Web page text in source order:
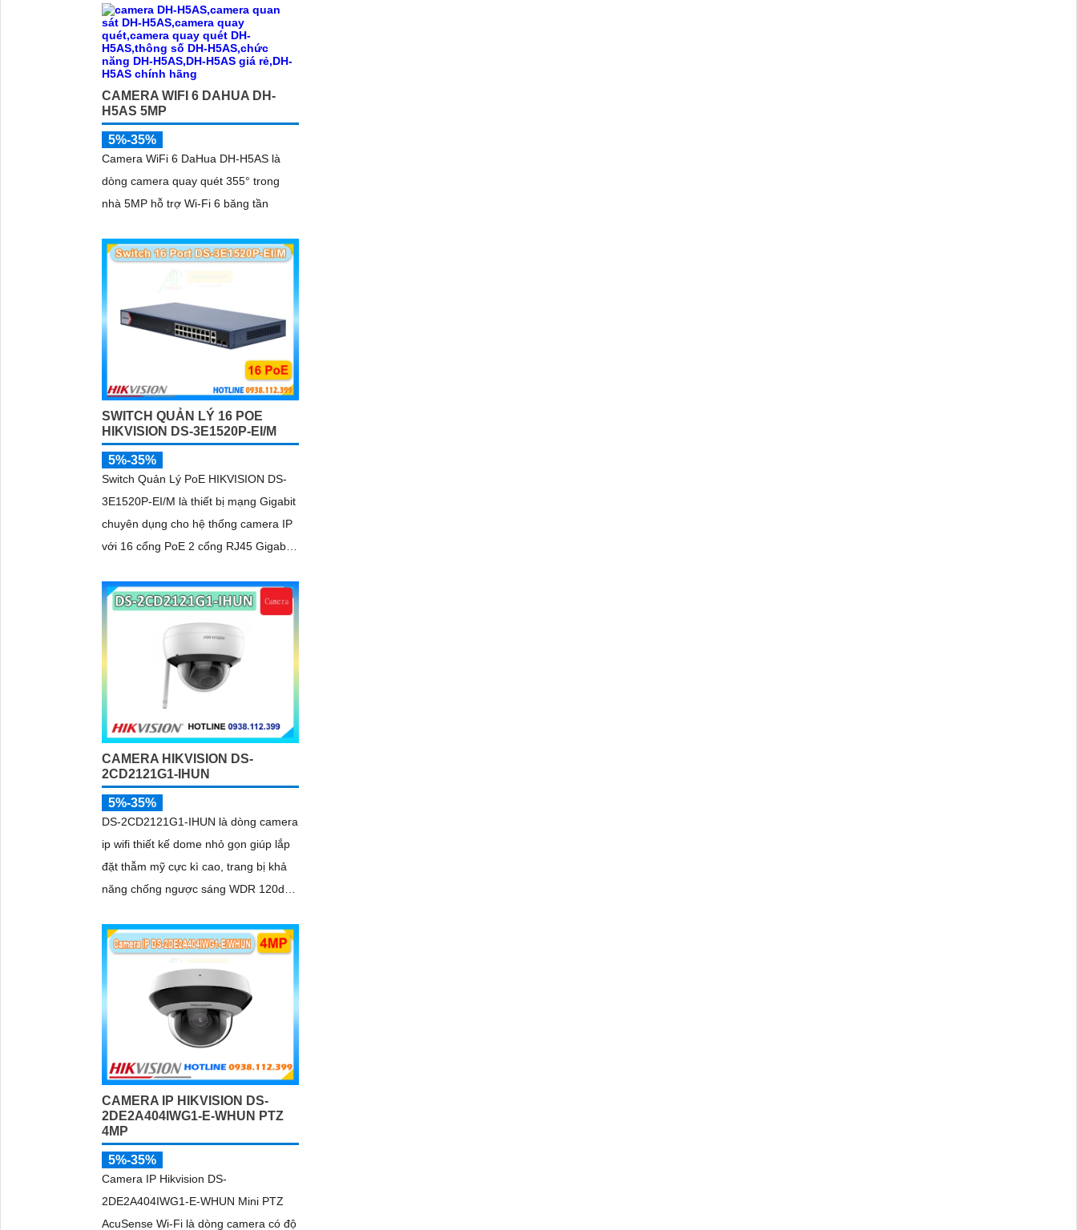
hồng ngoại tầm xa ban đêm 10m hỗ
trợ thẻ nhớ MicroSD 256GB ONVIF và
điều khiển từ xa qua ứng dụng DMSS
CAMERA WIFI 6 DAHUA DH-
H5AS 5MP
5%-35%
Camera WiFi 6 DaHua DH-H5AS là
dòng camera quay quét 355° trong
nhà 5MP hỗ trợ Wi-Fi 6 băng tần
SWITCH QUẢN LÝ 16 POE
HIKVISION DS-3E1520P-EI/M
5%-35%
Switch Quản Lý PoE HIKVISION DS-
3E1520P-EI/M là thiết bị mạng Gigabit
chuyên dụng cho hệ thống camera IP
với 16 cổng PoE 2 cổng RJ45 Gigabit
CAMERA HIKVISION DS-
2CD2121G1-IHUN
5%-35%
DS-2CD2121G1-IHUN là dòng camera
ip wifi thiết kế dome nhỏ gọn giúp lắp
đặt thẫm mỹ cực kì cao, trang bị khả
năng chống ngược sáng WDR 120dB
bị tính năng thông minh hàng rào ảo,
xâm nhập vùng cấm, nhìn ban đêm
bằng hồng ngoại 30m
CAMERA IP HIKVISION DS-
2DE2A404IWG1-E-WHUN PTZ
4MP
5%-35%
Camera IP Hikvision DS-
2DE2A404IWG1-E-WHUN Mini PTZ
AcuSense Wi-Fi là dòng camera có độ